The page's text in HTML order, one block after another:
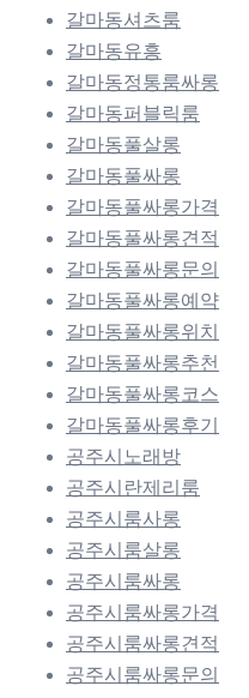
갈마동셔츠룸
갈마동유흥
갈마동정통룸싸롱
갈마동퍼블릭룸
갈마동풀살롱
갈마동풀싸롱
갈마동풀싸롱가격
갈마동풀싸롱견적
갈마동풀싸롱문의
갈마동풀싸롱예약
갈마동풀싸롱위치
갈마동풀싸롱추천
갈마동풀싸롱코스
갈마동풀싸롱후기
공주시노래방
공주시란제리룸
공주시룸사롱
공주시룸살롱
공주시룸싸롱
공주시룸싸롱가격
공주시룸싸롱견적
공주시룸싸롱문의